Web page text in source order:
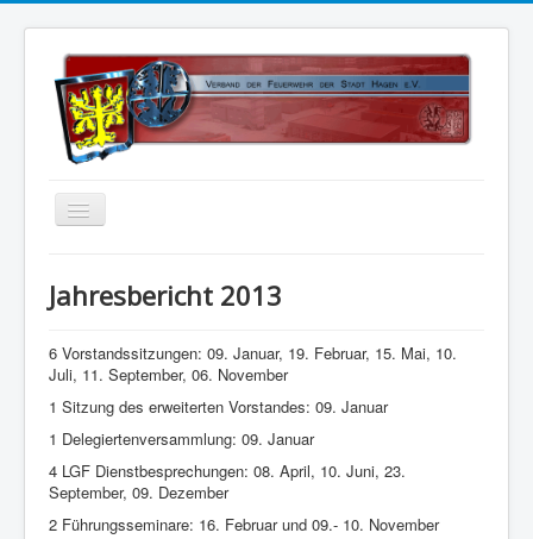
Über uns
Vorstand
Kontakt
Satzung
Kalender
Jahresbericht 2013
6 Vorstandssitzungen: 09. Januar, 19. Februar, 15. Mai, 10.
Juli, 11. September, 06. November
1 Sitzung des erweiterten Vorstandes: 09. Januar
1 Delegiertenversammlung: 09. Januar
4 LGF Dienstbesprechungen: 08. April, 10. Juni, 23.
September, 09. Dezember
2 Führungsseminare: 16. Februar und 09.- 10. November